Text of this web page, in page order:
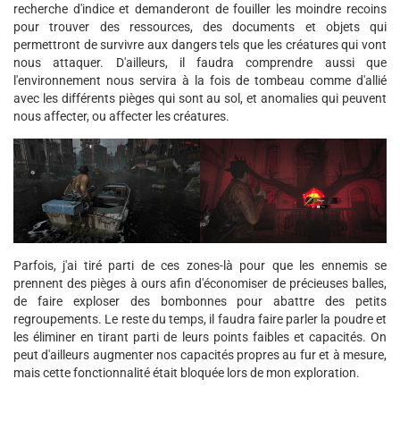
recherche d'indice et demanderont de fouiller les moindre recoins
pour trouver des ressources, des documents et objets qui
permettront de survivre aux dangers tels que les créatures qui vont
nous attaquer. D'ailleurs, il faudra comprendre aussi que
l'environnement nous servira à la fois de tombeau comme d'allié
avec les différents pièges qui sont au sol, et anomalies qui peuvent
nous affecter, ou affecter les créatures.
Parfois, j'ai tiré parti de ces zones-là pour que les ennemis se
prennent des pièges à ours afin d'économiser de précieuses balles,
de faire exploser des bombonnes pour abattre des petits
regroupements. Le reste du temps, il faudra faire parler la poudre et
les éliminer en tirant parti de leurs points faibles et capacités. On
peut d'ailleurs augmenter nos capacités propres au fur et à mesure,
mais cette fonctionnalité était bloquée lors de mon exploration.